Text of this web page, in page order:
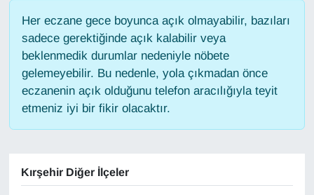
Her eczane gece boyunca açık olmayabilir, bazıları
sadece gerektiğinde açık kalabilir veya
beklenmedik durumlar nedeniyle nöbete
gelemeyebilir. Bu nedenle, yola çıkmadan önce
eczanenin açık olduğunu telefon aracılığıyla teyit
etmeniz iyi bir fikir olacaktır.
Kırşehir Diğer İlçeler
Gündem
Haber
HABERDE İNSAN
Kadın